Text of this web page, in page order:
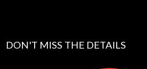
DON'T MISS THE DETAILS